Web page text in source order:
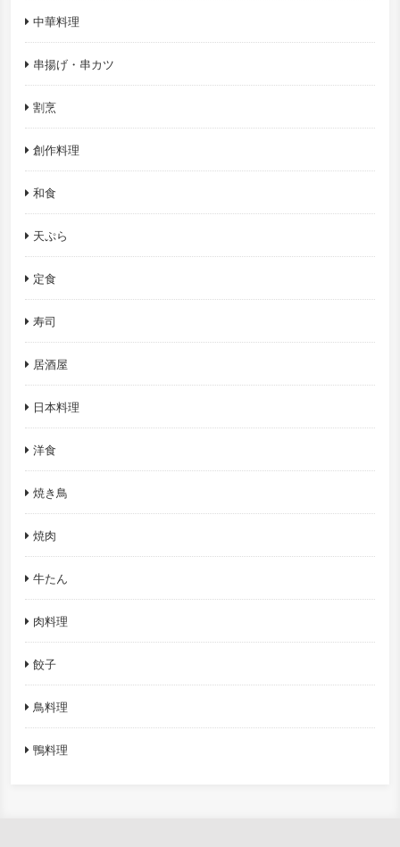
中華料理
串揚げ・串カツ
割烹
創作料理
和食
天ぷら
定食
寿司
居酒屋
日本料理
洋食
焼き鳥
焼肉
牛たん
肉料理
餃子
鳥料理
鴨料理